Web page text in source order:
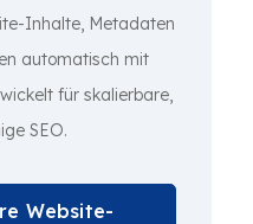
Inhalte, Metadaten
automatisch mit
für skalierbare,
SEO.
Website-